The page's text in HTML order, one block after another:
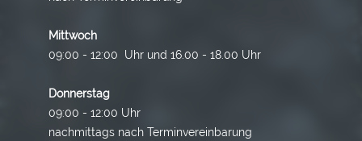
Mittwoch
09:00 - 12:00 Uhr und 16.00 - 18.00 Uhr
Donnerstag
09:00 - 12:00 Uhr
nachmittags nach Terminvereinbarung